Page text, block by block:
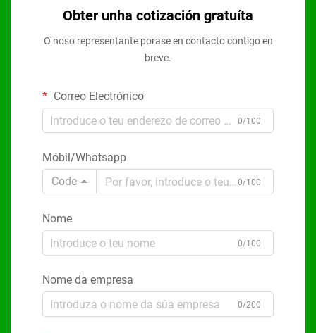
Obter unha cotización gratuíta
O noso representante porase en contacto contigo en
breve.
Correo Electrónico
0/100
Móbil/Whatsapp
Code
0/100
Nome
0/100
Nome da empresa
0/200